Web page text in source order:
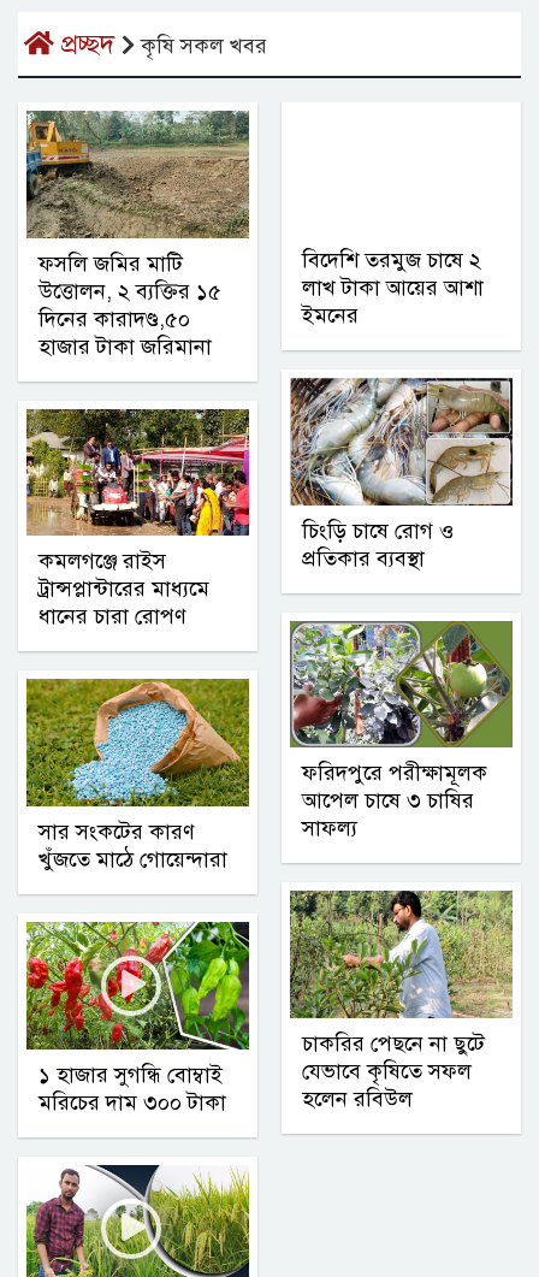
প্রচ্ছদ কৃষি সকল খবর
ফসলি জমির মাটি
উত্তোলন, ২ ব্যক্তির ১৫
দিনের কারাদণ্ড,৫০
হাজার টাকা জরিমানা
কমলগঞ্জে রাইস
ট্রান্সপ্লান্টারের মাধ্যমে
ধানের চারা রোপণ
সার সংকটের কারণ
খুঁজতে মাঠে গোয়েন্দারা
১ হাজার সুগন্ধি বোম্বাই
মরিচের দাম ৩০০ টাকা
বিদেশি তরমুজ চাষে ২
লাখ টাকা আয়ের আশা
ইমনের
চিংড়ি চাষে রোগ ও
প্রতিকার ব্যবস্থা
ফরিদপুরে পরীক্ষামূলক
আপেল চাষে ৩ চাষির
সাফল্য
চাকরির পেছনে না ছুটে
যেভাবে কৃষিতে সফল
হলেন রবিউল